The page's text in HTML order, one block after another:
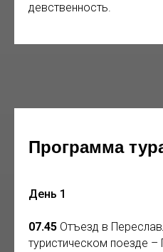
девственность.
Программа
День 1
07.45 Отъезд в
туристическом поезде